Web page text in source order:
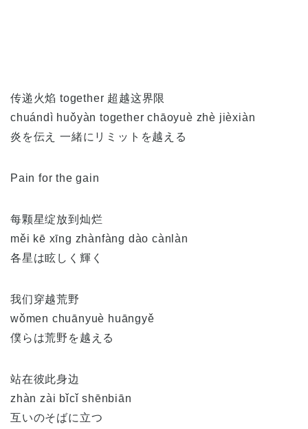
传递火焰 together 超越这界限
chuándì huǒyàn together chāoyuè zhè jièxiàn
炎を伝え 一緒にリミットを越える
Pain for the gain
每颗星绽放到灿烂
měi kē xīng zhànfàng dào cànlàn
各星は眩しく輝く
我们穿越荒野
wǒmen chuānyuè huāngyě
僕らは荒野を越える
站在彼此身边
zhàn zài bǐcǐ shēnbiān
互いのそばに立つ